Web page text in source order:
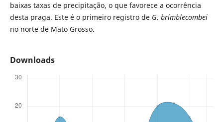
baixas taxas de precipitação, o que favorece a ocorrência
desta praga. Este é o primeiro registro de G. brimblecombei
no norte de Mato Grosso.
Downloads